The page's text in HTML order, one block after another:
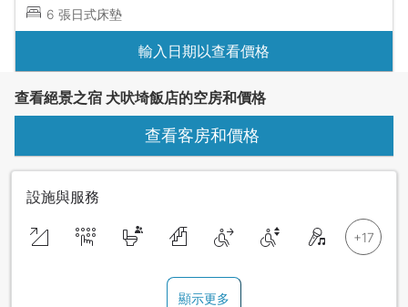
6 張日式床墊
輸入日期以查看價格
查看絕景之宿 犬吠埼飯店的空房和價格
查看客房和價格
設施與服務
顯示更多